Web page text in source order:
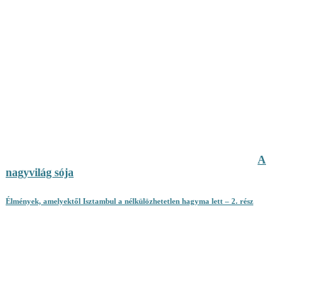
A
nagyvilág sója
Élmények, amelyektől Isztambul a nélkülözhetetlen hagyma lett – 2. rész